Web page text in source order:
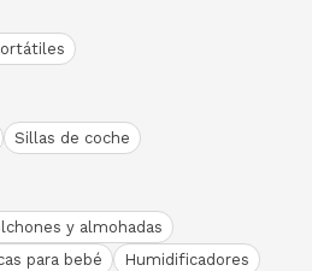
Sillas de coche
y almohadas
para bebé
Humidificadores